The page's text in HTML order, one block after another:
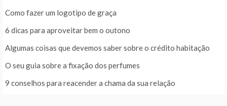
Como fazer um logotipo de graça
6 dicas para aproveitar bem o outono
Algumas coisas que devemos saber sobre o crédito habitação
O seu guia sobre a fixação dos perfumes
9 conselhos para reacender a chama da sua relação